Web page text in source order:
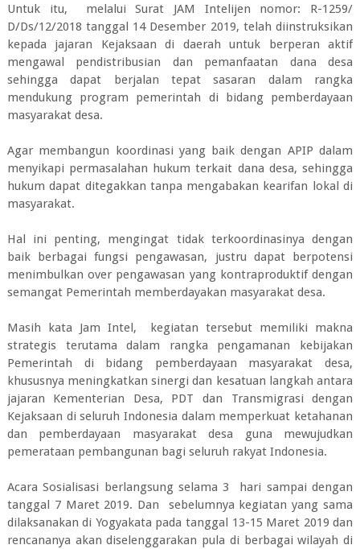
Untuk itu, melalui Surat JAM Intelijen nomor: R-1259/
D/Ds/12/2018 tanggal 14 Desember 2019, telah diinstruksikan
kepada jajaran Kejaksaan di daerah untuk berperan aktif
mengawal pendistribusian dan pemanfaatan dana desa
sehingga dapat berjalan tepat sasaran dalam rangka
mendukung program pemerintah di bidang pemberdayaan
masyarakat desa.
Agar membangun koordinasi yang baik dengan APIP dalam
menyikapi permasalahan hukum terkait dana desa, sehingga
hukum dapat ditegakkan tanpa mengabakan kearifan lokal di
masyarakat.
Hal ini penting, mengingat tidak terkoordinasinya dengan
baik berbagai fungsi pengawasan, justru dapat berpotensi
menimbulkan over pengawasan yang kontraproduktif dengan
semangat Pemerintah memberdayakan masyarakat desa.
Masih kata Jam Intel, kegiatan tersebut memiliki makna
strategis terutama dalam rangka pengamanan kebijakan
Pemerintah di bidang pemberdayaan masyarakat desa,
khususnya meningkatkan sinergi dan kesatuan langkah antara
jajaran Kementerian Desa, PDT dan Transmigrasi dengan
Kejaksaan di seluruh Indonesia dalam memperkuat ketahanan
dan pemberdayaan masyarakat desa guna mewujudkan
pemerataan pembangunan bagi seluruh rakyat Indonesia.
Acara Sosialisasi berlangsung selama 3 hari sampai dengan
tanggal 7 Maret 2019. Dan sebelumnya kegiatan yang sama
dilaksanakan di Yogyakata pada tanggal 13-15 Maret 2019 dan
rencananya akan diselenggarakan pula di berbagai wilayah di